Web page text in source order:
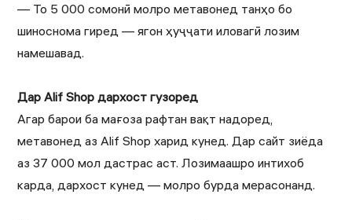
— То 5 000 сомонӣ молро метавонед танҳо бо
шиноснома гиред — ягон ҳуҷҷати иловагӣ лозим
намешавад.
Дар Alif Shop дархост гузоред
Агар барои ба мағоза рафтан вақт надоред,
метавонед аз Alif Shop харид кунед. Дар сайт зиёда
аз 37 000 мол дастрас аст. Лозимаашро интихоб
карда, дархост кунед — молро бурда мерасонанд.